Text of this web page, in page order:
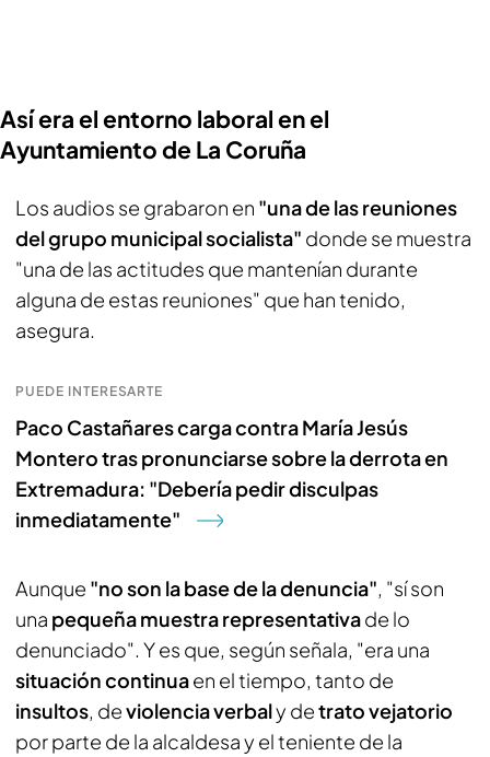
Así era el entorno laboral en el
Ayuntamiento de La Coruña
Los audios se grabaron en "una de las reuniones
del grupo municipal socialista" donde se muestra
"una de las actitudes que mantenían durante
alguna de estas reuniones" que han tenido,
asegura.
PUEDE INTERESARTE
Paco Castañares carga contra María Jesús
Montero tras pronunciarse sobre la derrota en
Extremadura: "Debería pedir disculpas
inmediatamente"
Aunque "no son la base de la denuncia", "sí son
una pequeña muestra representativade lo
denunciado". Y es que, según señala, "era una
situación continuaen el tiempo, tanto de
insultos, deviolencia verbaly detrato vejatorio
por parte de la alcaldesa y el teniente de la